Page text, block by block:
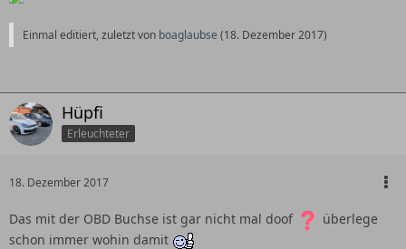
Wenn du eine brauchst, gib einfach Bescheid, da kriegen
wir schon was hin
Einmal editiert, zuletzt von boaglaubse (18. Dezember 2017)
Hüpfi
Erleuchteter
18. Dezember 2017
Das mit der OBD Buchse ist gar nicht mal doof
überlege
schon immer wohin damit